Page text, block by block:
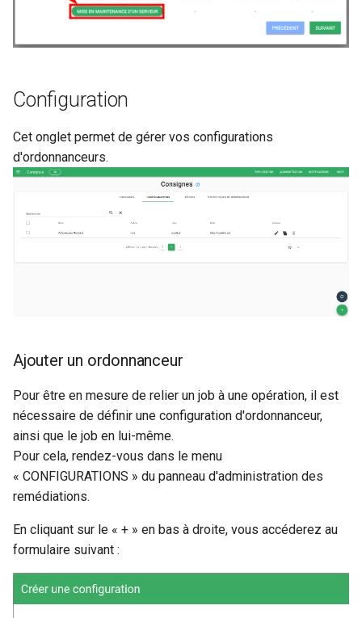
Configuration
Cet onglet permet de gérer vos configurations
d'ordonnanceurs.
Ajouter un ordonnanceur
Pour être en mesure de relier un job à une opération, il est
nécessaire de définir une configuration d'ordonnanceur,
ainsi que le job en lui-même.
Pour cela, rendez-vous dans le menu
« CONFIGURATIONS » du panneau d'administration des
remédiations.
En cliquant sur le « + » en bas à droite, vous accéderez au
formulaire suivant :